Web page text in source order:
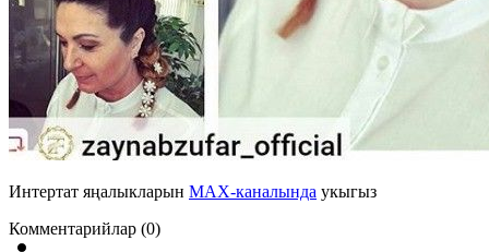
Интертат яңалыкларын MAX-каналында укыгыз
Комментарийлар (0)